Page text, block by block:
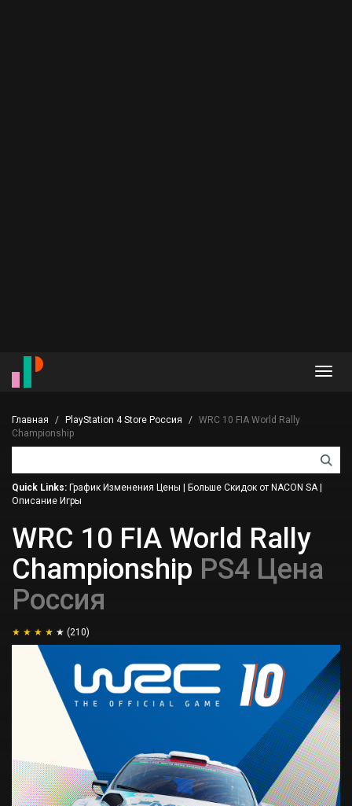
Главная PlayStation 4 Store Россия
WRC 10 FIA World Rally
Championship
Quick Links: График Изменения Цены Больше Скидок от NACON SA
Описание Игры
WRC 10 FIA World Rally
Championship PS4 Цена
Россия
(210)